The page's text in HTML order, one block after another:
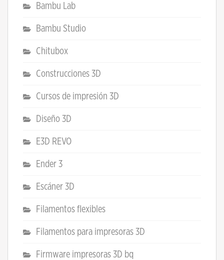
Bambu Lab
Bambu Studio
Chitubox
Construcciones 3D
Cursos de impresión 3D
Diseño 3D
E3D REVO
Ender 3
Escáner 3D
Filamentos flexibles
Filamentos para impresoras 3D
Firmware impresoras 3D bq